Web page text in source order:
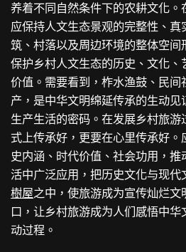
养着不同自然条件下的农耕文化。
应保持人文生态景观的完整性、
筑、村落以及周边环境的整体空间
保护乡村人文生态的历史、文化
价值。需要看到，柞水渔鼓、民
产，是中华文明绵延传承的生动见
生产生活的密码。在发展乡村旅
式上传承好，更要在心里传承好
史内涵、时代价值、社会功用，
活中广泛应用，把历史文化与现
樹屋之中，使旅游成为宣传灿烂
口，让乡村旅游成为人们感悟中
动过程。